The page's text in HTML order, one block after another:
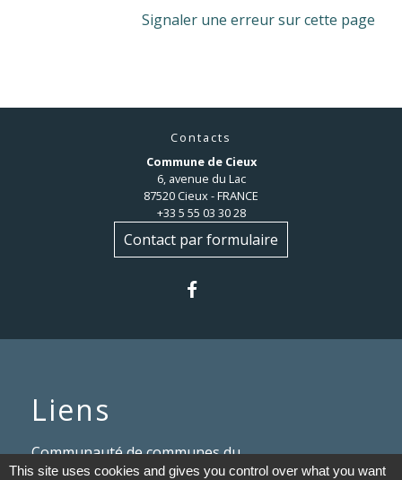
Signaler une erreur sur cette page
Contacts
Commune de Cieux
6, avenue du Lac
87520 Cieux - FRANCE
+33 5 55 03 30 28
Contact par formulaire
Liens
Communauté de communes du
Haut Limousin
This site uses cookies and gives you control over what you want